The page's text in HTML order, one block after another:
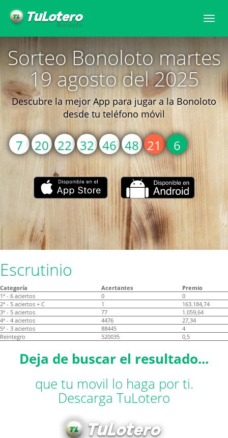
Sorteo Bonoloto martes
19 agosto del 2025
Descubre la mejor App para jugar a la Bonoloto
desde tu teléfono móvil
7 20 22 32 46 48 21 6
Escrutinio
Categoría Acertantes
Premio
1ª - 6 aciertos
0
0
2ª - 5 aciertos + C
1
163.184,74
3ª - 5 aciertos
77
1.059,64
4ª - 4 aciertos
4476
27,34
5ª - 3 aciertos
88445
4
Reintegro
520035 0,5
Deja de buscar el resultado...
que tu movil lo haga por ti.
Descarga TuLotero